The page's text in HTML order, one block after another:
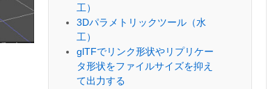
工）
3Dパラメトリックツール（水
工）
glTFでリンク形状やリプリケー
タ形状をファイルサイズを抑え
て出力する